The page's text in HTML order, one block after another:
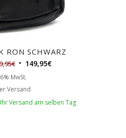
RON SCHWARZ
€ 149,95€
MwSt.
Versand
Versand am selben Tag